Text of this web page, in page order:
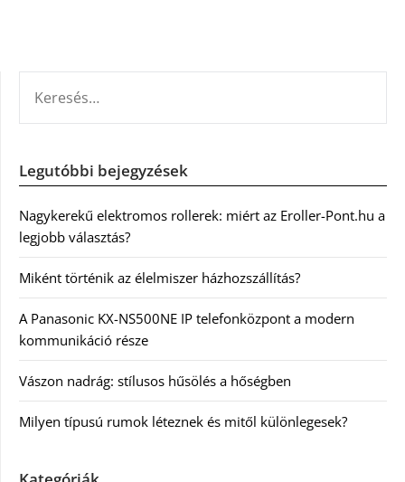
Legutóbbi bejegyzések
Nagykerekű elektromos rollerek: miért az Eroller-Pont.hu a
legjobb választás?
Miként történik az élelmiszer házhozszállítás?
A Panasonic KX-NS500NE IP telefonközpont a modern
kommunikáció része
Vászon nadrág: stílusos hűsölés a hőségben
Milyen típusú rumok léteznek és mitől különlegesek?